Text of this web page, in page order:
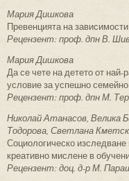
Мария Дишкова
Превенцията на
Рецензент: проф. дпн В.
Мария Дишкова
Да се чете на детето от
условие за успешно
Рецензент: проф. дпн М.
Николай Атанасов, Велика
Тодорова, Светлана
Социологическо
креативно мислене в
Рецензент: доц. д-р М.